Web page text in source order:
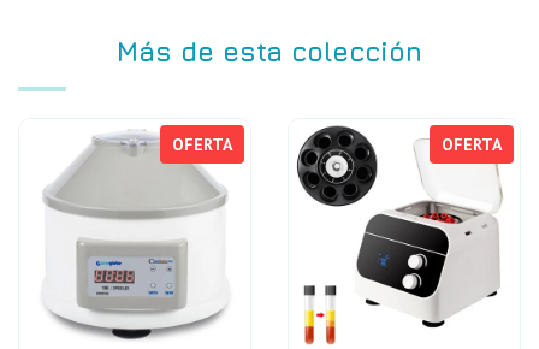
Más de esta colección
OFERTA OFERTA